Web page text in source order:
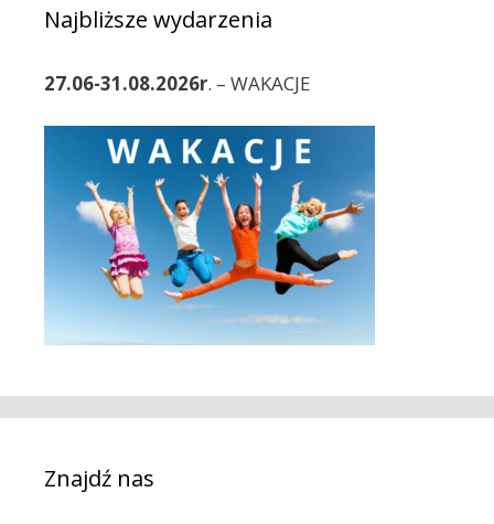
Najbliższe wydarzenia
27.06-31.08.2026r. – WAKACJE
Znajdź nas